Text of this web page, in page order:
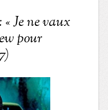
Je ne vaux
pour